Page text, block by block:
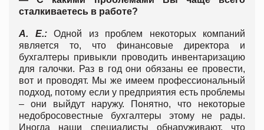
сталкиваетесь в работе?
А. Е.:Одной из проблем некоторых компаний
является то, что финансовые директора и
бухгалтеры привыкли проводить инвентаризацию
для галочки. Раз в год они обязаны ее провести,
вот и проводят. Мы же имеем профессиональный
подход, потому если у предприятия есть проблемы
– они выйдут наружу. Понятно, что некоторые
недобросовестные бухгалтеры этому не рады.
Иногда наши специалисты обнаруживают, что